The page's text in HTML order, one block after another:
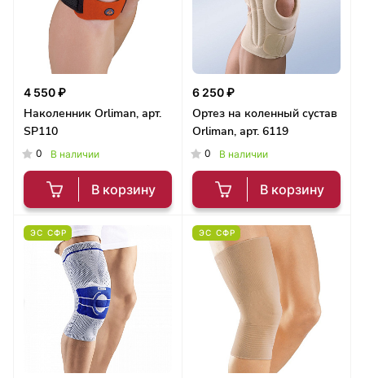
4 550 ₽
Наколенник Orliman, арт.
SP110
0 В наличии
В корзину
6 250 ₽
Ортез на коленный сустав
Orliman, арт. 6119
0 В наличии
В корзину
ЭС СФР ЭС СФР